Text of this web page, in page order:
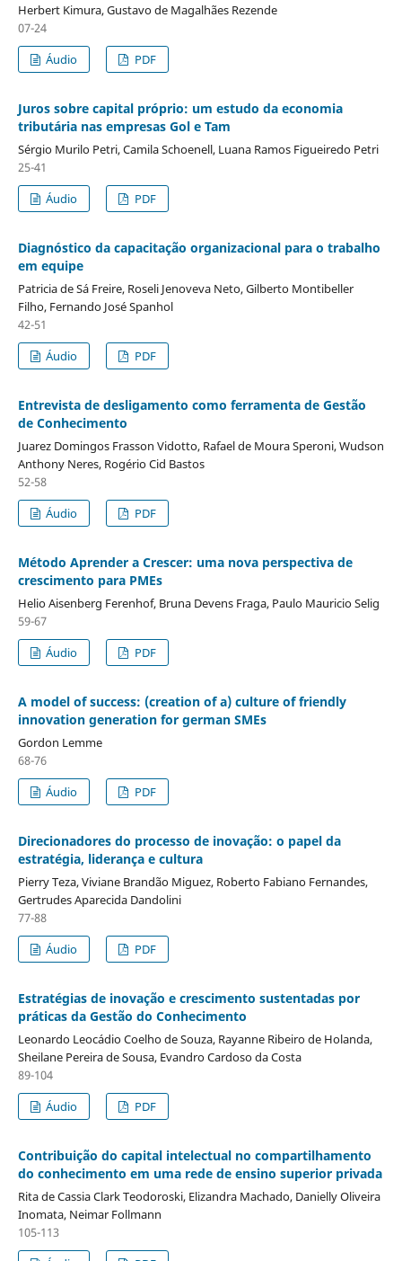
Herbert Kimura, Gustavo de Magalhães Rezende
07-24
Áudio
PDF
Juros sobre capital próprio: um estudo da economia
tributária nas empresas Gol e Tam
Sérgio Murilo Petri, Camila Schoenell, Luana Ramos Figueiredo Petri
25-41
Áudio
PDF
Diagnóstico da capacitação organizacional para o trabalho
em equipe
Patricia de Sá Freire, Roseli Jenoveva Neto, Gilberto Montibeller
Filho, Fernando José Spanhol
42-51
Áudio
PDF
Entrevista de desligamento como ferramenta de Gestão
de Conhecimento
Juarez Domingos Frasson Vidotto, Rafael de Moura Speroni, Wudson
Anthony Neres, Rogério Cid Bastos
52-58
Áudio
PDF
Método Aprender a Crescer: uma nova perspectiva de
crescimento para PMEs
Helio Aisenberg Ferenhof, Bruna Devens Fraga, Paulo Mauricio Selig
59-67
Áudio
PDF
A model of success: (creation of a) culture of friendly
innovation generation for german SMEs
Gordon Lemme
68-76
Áudio
PDF
Direcionadores do processo de inovação: o papel da
estratégia, liderança e cultura
Pierry Teza, Viviane Brandão Miguez, Roberto Fabiano Fernandes,
Gertrudes Aparecida Dandolini
77-88
Áudio
PDF
Estratégias de inovação e crescimento sustentadas por
práticas da Gestão do Conhecimento
Leonardo Leocádio Coelho de Souza, Rayanne Ribeiro de Holanda,
Sheilane Pereira de Sousa, Evandro Cardoso da Costa
89-104
Áudio
PDF
Contribuição do capital intelectual no compartilhamento
do conhecimento em uma rede de ensino superior privada
Rita de Cassia Clark Teodoroski, Elizandra Machado, Danielly Oliveira
Inomata, Neimar Follmann
105-113